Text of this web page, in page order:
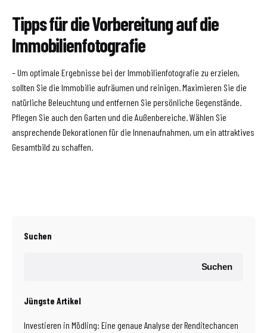
Tipps für die Vorbereitung auf die
Immobilienfotografie
– Um optimale Ergebnisse bei der Immobilienfotografie zu erzielen,
sollten Sie die Immobilie aufräumen und reinigen. Maximieren Sie die
natürliche Beleuchtung und entfernen Sie persönliche Gegenstände.
Pflegen Sie auch den Garten und die Außenbereiche. Wählen Sie
ansprechende Dekorationen für die Innenaufnahmen, um ein attraktives
Gesamtbild zu schaffen.
Suchen
Suchen
Jüngste Artikel
Investieren in Mödling: Eine genaue Analyse der Renditechancen